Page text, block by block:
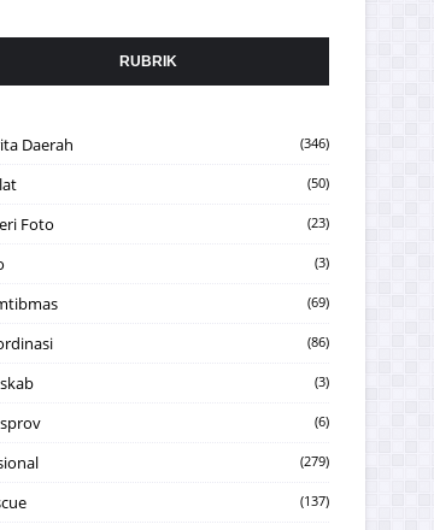
RUBRIK
Daerah (346)
(50)
Foto (23)
(3)
(69)
(86)
(3)
(6)
(279)
(137)